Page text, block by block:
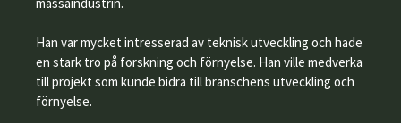
Han var mycket intresserad av teknisk utveckling och hade
en stark tro på forskning och förnyelse. Han ville medverka
till projekt som kunde bidra till branschens utveckling och
förnyelse.